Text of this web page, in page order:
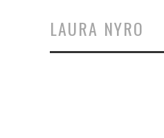
LAURA NYRO